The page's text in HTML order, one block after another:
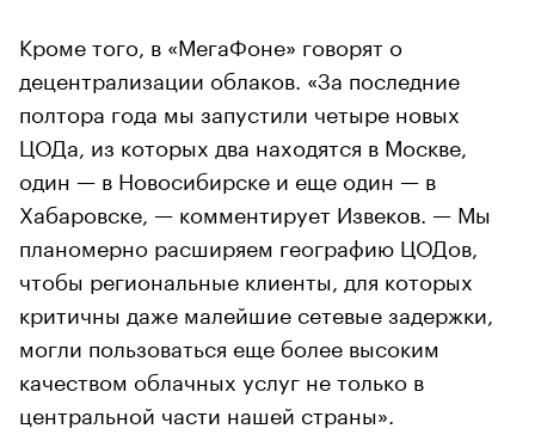
Кроме того, в «МегаФоне» говорят о
децентрализации облаков. «За последние
полтора года мы запустили четыре новых
ЦОДа, из которых два находятся в Москве,
один — в Новосибирске и еще один — в
Хабаровске, — комментирует Извеков. — Мы
планомерно расширяем географию ЦОДов,
чтобы региональные клиенты, для которых
критичны даже малейшие сетевые задержки,
могли пользоваться еще более высоким
качеством облачных услуг не только в
центральной части нашей страны».